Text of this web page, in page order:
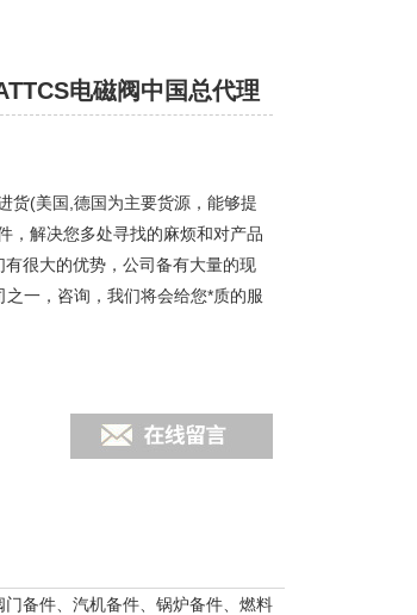
电磁阀中国总代理
货(美国,德国为主要货源，能够提
，解决您多处寻找的麻烦和对产品
很大的优势，公司备有大量的现
一，咨询，我们将会给您*质的服
备件、汽机备件、锅炉备件、燃料